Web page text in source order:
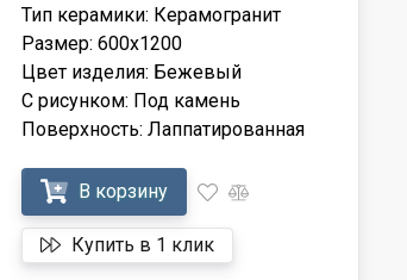
Тип керамики: Керамогранит
Размер: 600x1200
Цвет изделия: Бежевый
С рисунком: Под камень
Поверхность: Лаппатированная
В корзину
Купить в 1 клик